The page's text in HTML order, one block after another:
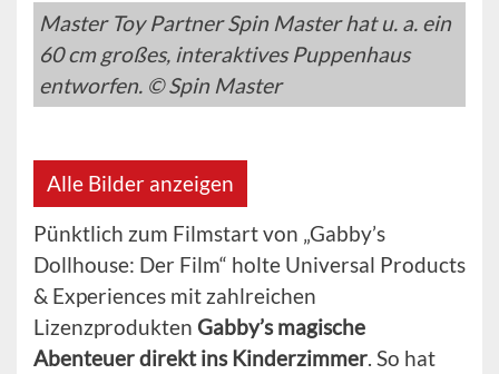
Master Toy Partner Spin Master hat u. a. ein
60 cm großes, interaktives Puppenhaus
entworfen. © Spin Master
Alle Bilder anzeigen
Pünktlich zum Filmstart von „Gabby’s
Dollhouse: Der Film“ holte Universal Products
& Experiences mit zahlreichen
Lizenzprodukten Gabby’s magische
Abenteuer direkt ins Kinderzimmer. So hat